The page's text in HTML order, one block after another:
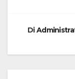
Di